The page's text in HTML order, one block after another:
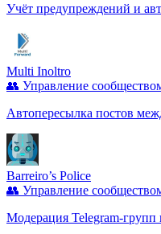
Учёт предупреждений и
Multi Inoltro
👥 Управление
Автопересылка постов
Barreiro’s Police
👥 Управление
Модерация Telegram‑групп